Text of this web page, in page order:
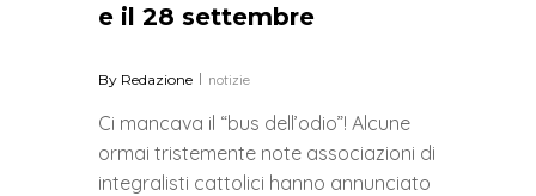
e il 28 settembre
By Redazione notizie
Ci mancava il “bus dell’odio”! Alcune
ormai tristemente note associazioni di
integralisti cattolici hanno annunciato